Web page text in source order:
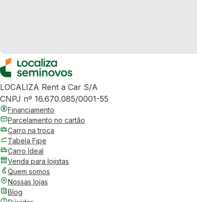
LOCALIZA Rent a Car S/A
CNPJ nº 16.670.085/0001-55
Financiamento
Parcelamento no cartão
Carro na troca
Tabela Fipe
Carro Ideal
Venda para lojistas
Quem somos
Nossas lojas
Blog